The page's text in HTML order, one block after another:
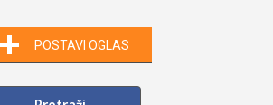
POSTAVI OGLAS